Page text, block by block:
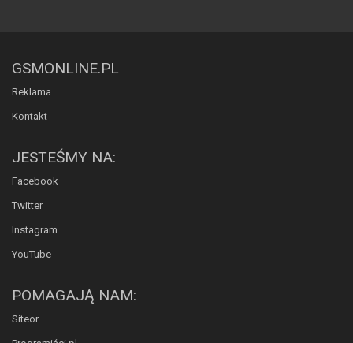
GSMONLINE.PL
Reklama
Kontakt
JESTEŚMY NA:
Facebook
Twitter
Instagram
YouTube
POMAGAJĄ NAM:
Siteor